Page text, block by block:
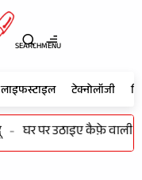
SEARCHMENU
लाइफस्टाइल टेक्नोलॉजी
- घर पर उठाइए कैफ़े वाली